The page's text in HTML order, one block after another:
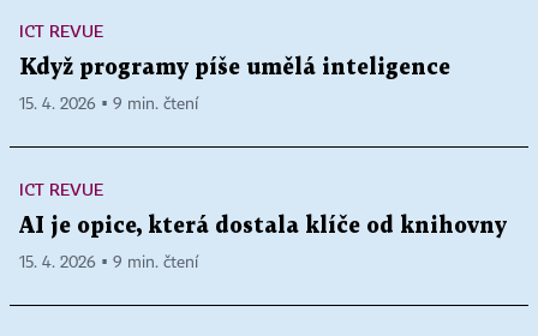
ICT REVUE
Když programy píše umělá inteligence
15. 4. 2026 ▪ 9 min. čtení
ICT REVUE
AI je opice, která dostala klíče od knihovny
15. 4. 2026 ▪ 9 min. čtení